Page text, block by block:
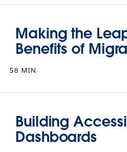
Making the
Benefits of
58 MIN
Building
Dashboards